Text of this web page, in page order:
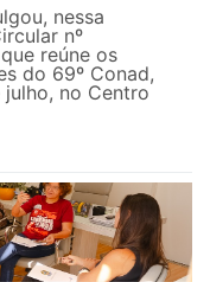
nessa
nº
reúne os
do 69º Conad,
no Centro